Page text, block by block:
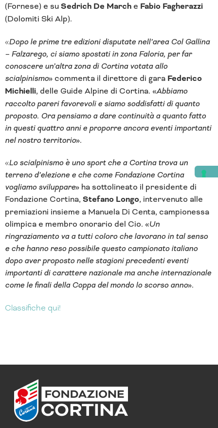
(Fornese) e suSedrich De March e Fabio Fagherazzi
(Dolomiti Ski Alp).
«Dopo le prime tre edizioni disputate nell’area Col Gallina
– Falzarego, ci siamo spostati in zona Faloria, per far
conoscere un’altra zona di Cortina votata allo
scialpinismo» commenta il direttore di gara Federico
Michielli, delle Guide Alpine di Cortina. «Abbiamo
raccolto pareri favorevoli e siamo soddisfatti di quanto
proposto. Ora pensiamo a dare continuità a quanto fatto
in questi quattro anni e proporre ancora eventi importanti
nel nostro territorio».
«Lo scialpinismo è uno sport che a Cortina trova un
terreno d’elezione e che come Fondazione Cortina
vogliamo sviluppare» ha sottolineato il presidente di
Fondazione Cortina, Stefano Longo, intervenuto alle
premiazioni insieme a Manuela Di Centa, campionessa
olimpica e membro onorario del Cio. «Un
ringraziamento va a tutti coloro che lavorano in tal senso
e che hanno reso possibile questo campionato italiano
dopo aver proposto nelle stagioni precedenti eventi
importanti di carattere nazionale ma anche internazionale
come le finali della Coppa del mondo lo scorso anno».
Classifiche qui!